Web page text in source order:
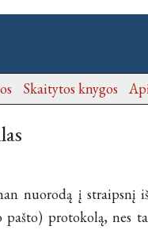
Skaitytos knygos
nuorodą į straipsnį
protokolą, nes